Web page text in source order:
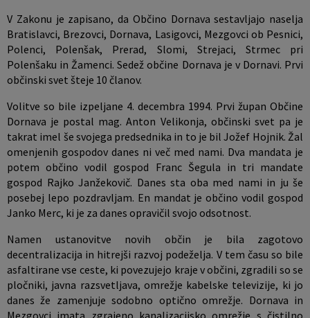
V Zakonu je zapisano, da Občino Dornava sestavljajo naselja
Bratislavci, Brezovci, Dornava, Lasigovci, Mezgovci ob Pesnici,
Polenci, Polenšak, Prerad, Slomi, Strejaci, Strmec pri
Polenšaku in Žamenci. Sedež občine Dornava je v Dornavi. Prvi
občinski svet šteje 10 članov.
Volitve so bile izpeljane 4. decembra 1994. Prvi župan Občine
Dornava je postal mag. Anton Velikonja, občinski svet pa je
takrat imel še svojega predsednika in to je bil Jožef Hojnik. Žal
omenjenih gospodov danes ni več med nami. Dva mandata je
potem občino vodil gospod Franc Šegula in tri mandate
gospod Rajko Janžekovič. Danes sta oba med nami in ju še
posebej lepo pozdravljam. En mandat je občino vodil gospod
Janko Merc, ki je za danes opravičil svojo odsotnost.
Namen ustanovitve novih občin je bila zagotovo
decentralizacija in hitrejši razvoj podeželja. V tem času so bile
asfaltirane vse ceste, ki povezujejo kraje v občini, zgradili so se
pločniki, javna razsvetljava, omrežje kabelske televizije, ki jo
danes že zamenjuje sodobno optično omrežje. Dornava in
Mezgovci imata zgrajeno kanalizacijsko omrežje s čistilno